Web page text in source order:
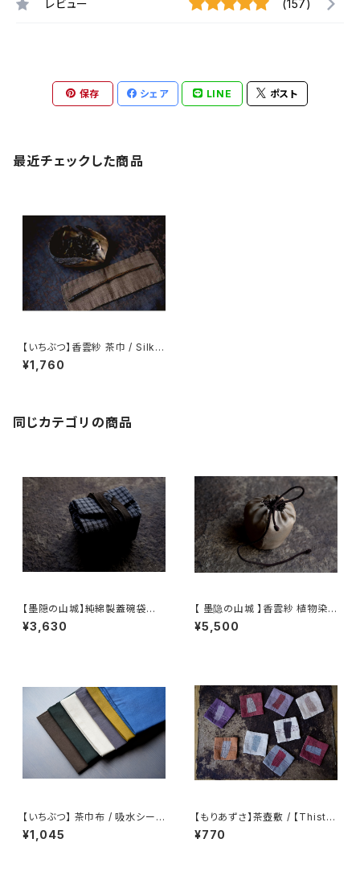
レビュー (157)
保存 シェア LINE ポスト
最近チェックした商品
【いちぶつ】香雲紗 茶巾 / Silk T
ea Towel
¥1,760
同じカテゴリの商品
【墨隠の山城】純綿製蓋碗袋内【
【 墨隐の山城 】香雲紗 植物染
仕覆 めカップ袋 【 Ink & Moun
¥3,630
【 墨隐の山城 】香雲紗 植物染
仕覆 めカップ袋 【 Ink & Moun
tain Tea Atelier】Tea Cadd
¥5,500
【いちぶつ】 茶巾布 / 吸水シート
(カビが生えない)
¥1,045
【もりあずさ】茶壺敷 / 【Thistl
e】Teapot Coaster
¥770